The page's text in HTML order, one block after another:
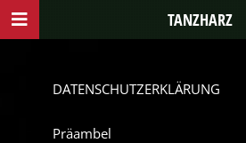
DATENSCHUTZERKLÄRUNG
Präambel
TANZHARZ